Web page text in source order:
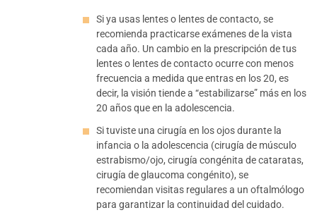
Si ya usas lentes o lentes de contacto, se
recomienda practicarse exámenes de la vista
cada año. Un cambio en la prescripción de tus
lentes o lentes de contacto ocurre con menos
frecuencia a medida que entras en los 20, es
decir, la visión tiende a “estabilizarse” más en los
20 años que en la adolescencia.
Si tuviste una cirugía en los ojos durante la
infancia o la adolescencia (cirugía de músculo
estrabismo/ojo, cirugía congénita de cataratas,
cirugía de glaucoma congénito), se
recomiendan visitas regulares a un oftalmólogo
para garantizar la continuidad del cuidado.